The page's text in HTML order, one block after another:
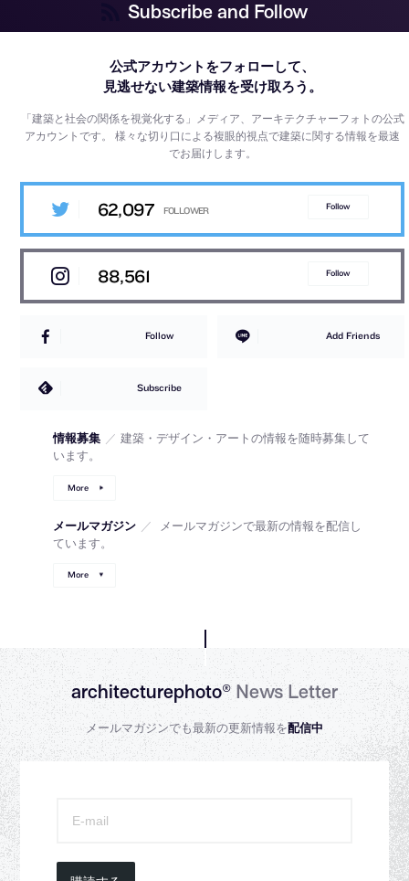
Subscribe and Follow
公式アカウントをフォローして、
見逃せない建築情報を受け取ろう。
「建築と社会の関係を視覚化する」メディア、アーキテクチャーフォトの公式
アカウントです。様々な切り口による複眼的視点で建築に関する情報を最速
でお届けします。
62,097 Follow
88,561 Follow
Follow Add Friends
Subscribe
情報募集 ／ 建築・デザイン・アートの情報を随時募集して
います。
More
メールマガジン ／
メールマガジンで最新の情報を配信し
ています。
More
architecturephoto®News Letter
メールマガジンでも最新の更新情報を配信中